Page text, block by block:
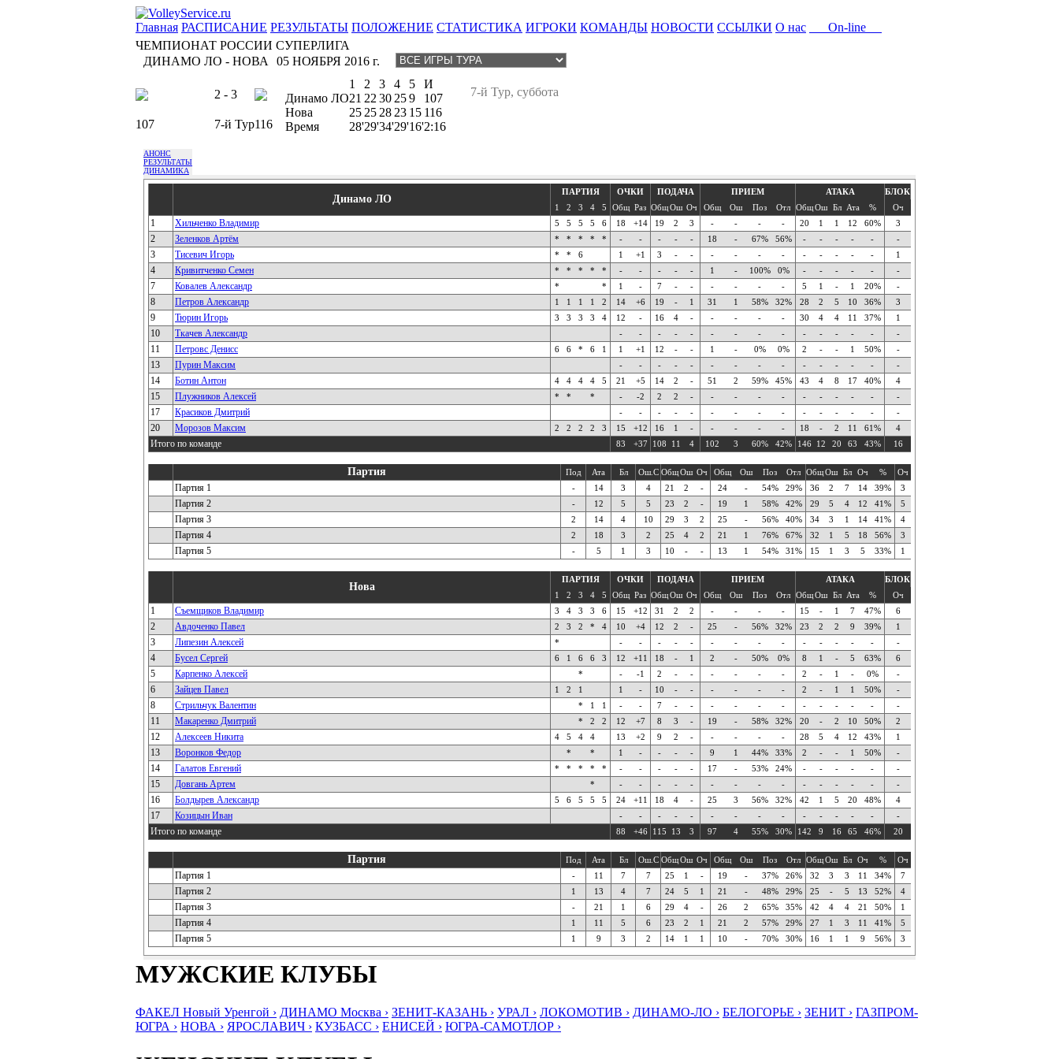
Главная РАСПИСАНИЕ РЕЗУЛЬТАТЫ ПОЛОЖЕНИЕ СТАТИСТИКА ИГРОКИ КОМАНДЫ НОВОСТИ ССЫЛКИ О нас
On-line
ЧЕМПИОНАТ РОССИИ СУПЕРЛИГА
ДИНАМО ЛО - НОВА
05 НОЯБРЯ 2016 г.
2 - 3
107 7-й Тур116
7-й Тур, суббота
1 2 3 4 5
И
Динамо ЛО21 22 30 259
107
Нова
25 25 28 23 15 116
Время
28'29'34'29'16'2:16
АНОНС
РЕЗУЛЬТАТЫ
ДИНАМИКА
Динамо ЛО
ПАРТИЯ ОЧКИ ПОДАЧА ПРИЕМ АТАКА
БЛОК
1
2 3 4 5 Общ Раз ОбщОш Оч Общ Ош Поз Отл ОбщОш Бл Ата % Оч
1 Хильченко Владимир 5 5 5 5 6 18 +14 19 2 3 - - - - 20 1 1 12 60% 3
2 Зеленков Артём * * * * * - - - - - 18 - 67% 56% - - - - - -
3 Тисевич Игорь * * 6 1 +1 3 - - - - - - - - - - - 1
4 Кривитченко Семен * * * * * - - - - - 1 - 100% 0% - - - - - -
7 Ковалев Александр * * 1 - 7 - - - - - - 5 1 - 1 20% -
8 Петров Александр 1 1 1 1 2 14 +6 19 - 1 31 1 58% 32% 28 2 5 10 36% 3
9 Тюрин Игорь 3 3 3 3 4 12 - 16 4 - - - - - 30 4 4 11 37% 1
10 Ткачев Александр - - - - - - - - - - - - - - -
11 Петровс Денисс 6 6 * 6 1 1 +1 12 - - 1 - 0% 0% 2 - - 1 50% -
13 Пурин Максим - - - - - - - - - - - - - - -
14 Ботин Антон 4 4 4 4 5 21 +5 14 2 - 51 2 59% 45% 43 4 8 17 40% 4
15 Плужников Алексей * * * - -2 2 2 - - - - - - - - - - -
17 Красиков Дмитрий - - - - - - - - - - - - - - -
20 Морозов Максим 2 2 2 2 3 15 +12 16 1 - - - - - 18 - 2 11 61% 4
Итого по команде 83 +37 108 11 4 102 3 60% 42% 146 12 20 63 43% 16
Партия Под Ата Бл Ош.С ОбщОш Оч Общ Ош Поз Отл ОбщОш Бл Оч % Оч
Партия 1 - 14 3 4 21 2 - 24 - 54% 29% 36 2 7 14 39% 3
Партия 2 - 12 5 5 23 2 - 19 1 58% 42% 29 5 4 12 41% 5
Партия 3 2 14 4 10 29 3 2 25 - 56% 40% 34 3 1 14 41% 4
Партия 4 2 18 3 2 25 4 2 21 1 76% 67% 32 1 5 18 56% 3
Партия 5 - 5 1 3 10 - - 13 1 54% 31% 15 1 3 5 33% 1
Нова
ПАРТИЯ ОЧКИ ПОДАЧА ПРИЕМ АТАКА
БЛОК
1
2 3 4 5 Общ Раз ОбщОш Оч Общ Ош Поз Отл ОбщОш Бл Ата % Оч
1 Съемщиков Владимир 3 4 3 3 6 15 +12 31 2 2 - - - - 15 - 1 7 47% 6
2 Авдоченко Павел 2 3 2 * 4 10 +4 12 2 - 25 - 56% 32% 23 2 2 9 39% 1
3 Липезин Алексей * - - - - - - - - - - - - - - -
4 Бусел Сергей 6 1 6 6 3 12 +11 18 - 1 2 - 50% 0% 8 1 - 5 63% 6
5 Карпенко Алексей * - -1 2 - - - - - - 2 - 1 - 0% -
6 Зайцев Павел 1 2 1 1 - 10 - - - - - - 2 - 1 1 50% -
8 Стрильчук Валентин * 1 1 - - 7 - - - - - - - - - - - -
11 Макаренко Дмитрий * 2 2 12 +7 8 3 - 19 - 58% 32% 20 - 2 10 50% 2
12 Алексеев Никита 4 5 4 4 13 +2 9 2 - - - - - 28 5 4 12 43% 1
13 Воронков Федор * * 1 - - - - 9 1 44% 33% 2 - - 1 50% -
14 Галатов Евгений * * * * * - - - - - 17 - 53% 24% - - - - - -
15 Довгань Артем * - - - - - - - - - - - - - - -
16 Болдырев Александр 5 6 5 5 5 24 +11 18 4 - 25 3 56% 32% 42 1 5 20 48% 4
17 Козицын Иван - - - - - - - - - - - - - - -
Итого по команде 88 +46 115 13 3 97 4 55% 30% 142 9 16 65 46% 20
Партия Под Ата Бл Ош.С ОбщОш Оч Общ Ош Поз Отл ОбщОш Бл Оч % Оч
Партия 1 - 11 7 7 25 1 - 19 - 37% 26% 32 3 3 11 34% 7
Партия 2 1 13 4 7 24 5 1 21 - 48% 29% 25 - 5 13 52% 4
Партия 3 - 21 1 6 29 4 - 26 2 65% 35% 42 4 4 21 50% 1
Партия 4 1 11 5 6 23 2 1 21 2 57% 29% 27 1 3 11 41% 5
Партия 5 1 9 3 2 14 1 1 10 - 70% 30% 16 1 1 9 56% 3
МУЖСКИЕ КЛУБЫ
ФАКЕЛ Новый Уренгой › ДИНАМО Москва › ЗЕНИТ-КАЗАНЬ › УРАЛ › ЛОКОМОТИВ › ДИНАМО-ЛО › БЕЛОГОРЬЕ › ЗЕНИТ › ГАЗПРОМ-
ЮГРА › НОВА › ЯРОСЛАВИЧ › КУЗБАСС › ЕНИСЕЙ › ЮГРА-САМОТЛОР ›